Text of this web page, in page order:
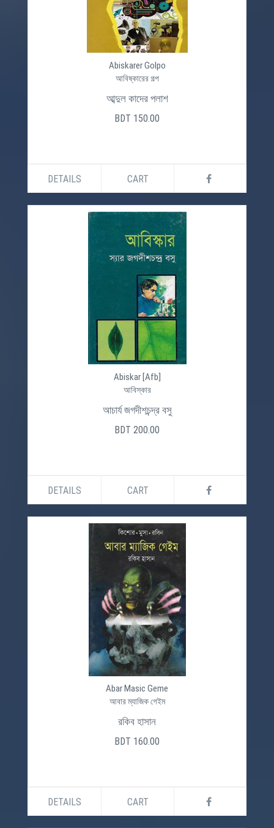
Abiskarer Golpo
আবিষ্কারের গল্প
আব্দুল কাদের পলাশ
BDT 150.00
DETAILS CART
Abiskar [Afb]
আবিস্কার
আচার্য জগদীশচন্দ্র বসু
BDT 200.00
DETAILS CART
Abar Masic Geme
আবার ম্যাজিক গেইম
রকিব হাসান
BDT 160.00
DETAILS CART